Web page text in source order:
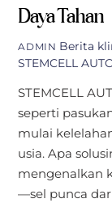
Daya Tahan
ADMIN Berita
STEMCELL
STEMCELL
seperti
mulai
usia. Apa
mengenalkan
—sel punca